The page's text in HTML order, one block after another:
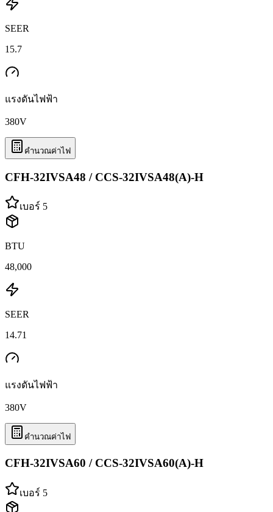
SEER
15.7
แรงดันไฟฟ้า
380V
คำนวณค่าไฟ
CFH-32IVSA48 / CCS-32IVSA48(A)-H
เบอร์ 5
BTU
48,000
SEER
14.71
แรงดันไฟฟ้า
380V
คำนวณค่าไฟ
CFH-32IVSA60 / CCS-32IVSA60(A)-H
เบอร์ 5